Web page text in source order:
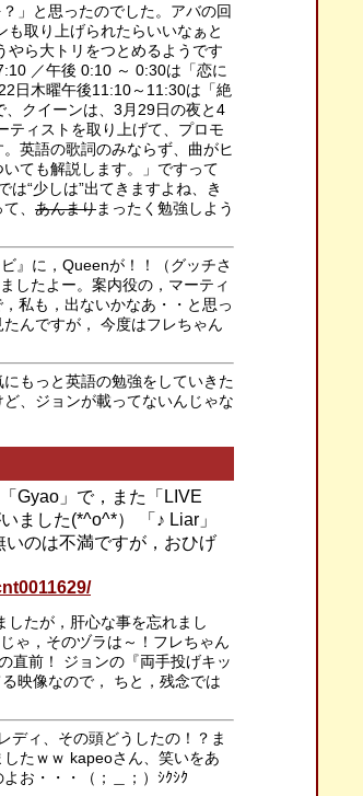
」と思ったのでした。アバの回
取り上げられたらいいなぁと
やら大トリをつとめるようです
／午後 0:10 ～ 0:30は「恋に
日木曜午後11:10～11:30は「絶
、クイーンは、3月29日の夜と4
ティストを取り上げて、プロモ
英語の歌詞のみならず、曲がヒ
ても解説します。」ですって
“少しは”出てきますよね、き
、 あんまりまったく勉強しよう
』に，Queenが！！（グッチさ
したよー。案内役の，マーティ
私も，出ないかなあ・・と思っ
んですが， 今度はフレちゃん
もっと英語の勉強をしていきた
、ジョンが載ってないんじゃな
Gyao」で，また「LIVE
ました(*^o^*） 「♪ Liar」
のは不満ですが，おひげ
したが，肝心な事を忘れまし
ゃ，そのヅラは～！フレちゃん
前！ ジョンの『両手投げキッ
映像なので， ちと，残念では
ディ、その頭どうしたの！？ま
たｗｗ kapeoさん、笑いをあ
お・・・（；＿；）ｼｸｼｸ